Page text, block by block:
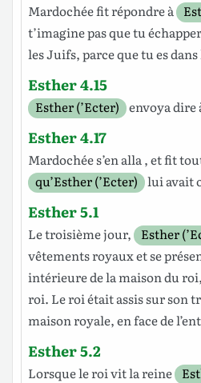
Mardochéefitrépondreà
t’imaginepas que tu
lesJuifs, parce que tu es dans
Esther 4.15
Esther (’Ecter) envoyadire
Esther 4.17
Mardochées’enalla, etfit
qu’Esther (’Ecter) lui avait
Esther 5.1
Letroisièmejour, Esther
vêtementsroyauxet se
intérieurede lamaisonduroi,
roi. Leroiétaitassissur son
maisonroyale, enfacede
Esther 5.2
Lorsque leroivitlareine